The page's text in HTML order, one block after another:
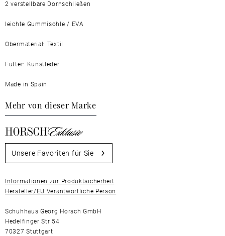
2 verstellbare Dornschließen
leichte Gummisohle / EVA
Obermaterial: Textil
Futter: Kunstleder
Made in Spain
Mehr von dieser Marke
Unsere Favoriten für Sie
Informationen zur Produktsicherheit
Hersteller/EU Verantwortliche Person
Schuhhaus Georg Horsch GmbH
Hedelfinger Str 54
70327 Stuttgart